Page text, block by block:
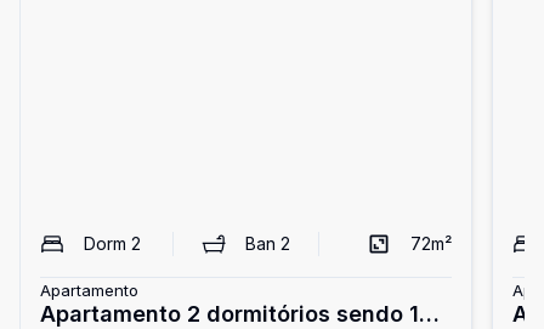
Dorm 2 Ban2 72m²
Apartamento
Apartamento 2 dormitórios sendo 1